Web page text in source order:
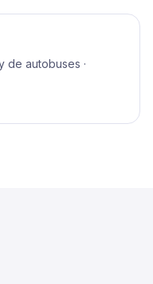
de autobuses ·